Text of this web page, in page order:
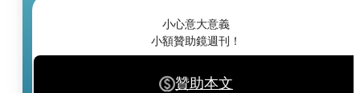
小心意大意義
小額贊助鏡週刊！
贊助本文